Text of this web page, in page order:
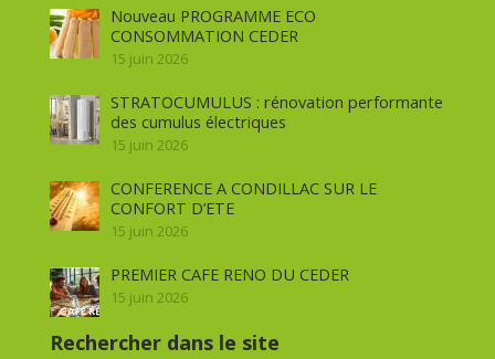
Nouveau PROGRAMME ECO
CONSOMMATION CEDER
15 juin 2026
STRATOCUMULUS : rénovation performante
des cumulus électriques
15 juin 2026
CONFERENCE A CONDILLAC SUR LE
CONFORT D’ETE
15 juin 2026
PREMIER CAFE RENO DU CEDER
15 juin 2026
Rechercher dans le site